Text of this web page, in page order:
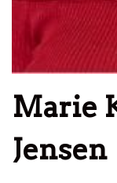
Marie
Jensen